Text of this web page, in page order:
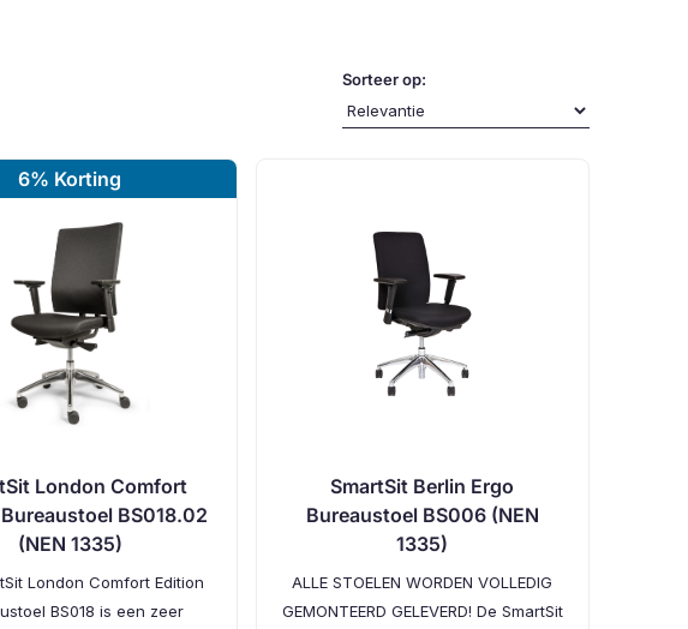
Sorteer op:
6% Korting
London Comfort
BS018.02
(NEN 1335)
London Comfort Edition
BS018 is een zeer
SmartSit Berlin Ergo
Bureaustoel BS006 (NEN
1335)
ALLE STOELEN WORDEN VOLLEDIG
GEMONTEERD GELEVERD! De SmartSit